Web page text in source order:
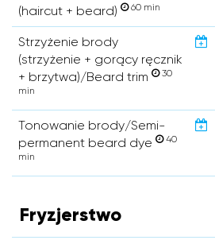
(haircut + beard)
60 min
Strzyżenie brody
(strzyżenie + gorący ręcznik
+ brzytwa)/Beard trim
30
min
Tonowanie brody/Semi-
permanent beard dye
40
min
Fryzjerstwo